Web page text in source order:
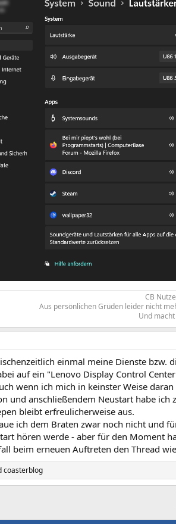
CB
Aus persönlichen Grüden leider nicht
Und
einmal meine Dienste
auf ein "Lenovo Display Control
wenn ich mich in keinster Weise
und anschließendem Neustart habe
bleibt erfreulicherweise aus.
ich dem Braten zwar noch nicht und
hören werde - aber für den Moment
beim erneuen Auftreten den Thread
coasterblog